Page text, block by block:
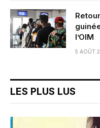
l’OIM
5 AOÛT
LES PLUS LUS